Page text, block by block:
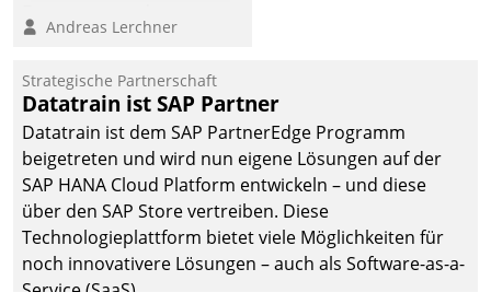
Unternehmen am
Softwareentwicklungshaus
Andreas Lerchner
Strategische Partnerschaft
Datatrain ist SAP Partner
Datatrain ist dem SAP PartnerEdge Programm
beigetreten und wird nun eigene Lösungen auf der
SAP HANA Cloud Platform entwickeln – und diese
über den SAP Store vertreiben. Diese
Technologieplattform bietet viele Möglichkeiten für
noch innovativere Lösungen – auch als Software-as-a-
Service (SaaS).